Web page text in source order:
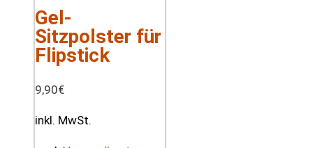
Gel-
Sitzpolster für
Flipstick
9,90€
inkl. MwSt.